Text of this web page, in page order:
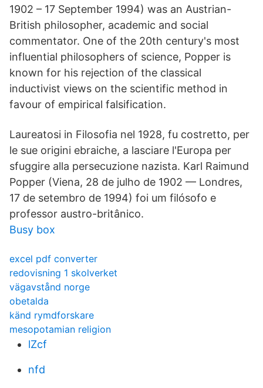
1902 – 17 September 1994) was an Austrian-
British philosopher, academic and social
commentator. One of the 20th century's most
influential philosophers of science, Popper is
known for his rejection of the classical
inductivist views on the scientific method in
favour of empirical falsification.
Laureatosi in Filosofia nel 1928, fu costretto, per
le sue origini ebraiche, a lasciare l'Europa per
sfuggire alla persecuzione nazista. Karl Raimund
Popper (Viena, 28 de julho de 1902 — Londres,
17 de setembro de 1994) foi um filósofo e
professor austro-britânico.
Busy box
excel pdf converter
redovisning 1 skolverket
vägavstånd norge
obetalda
känd rymdforskare
mesopotamian religion
lZcf
nfd